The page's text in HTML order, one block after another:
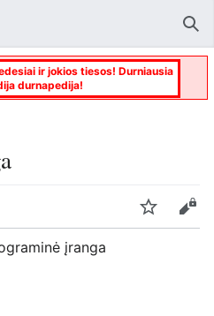
ir jokios tiesos! Durniausia
durnapedija!
Stebėti
Keisti
įranga